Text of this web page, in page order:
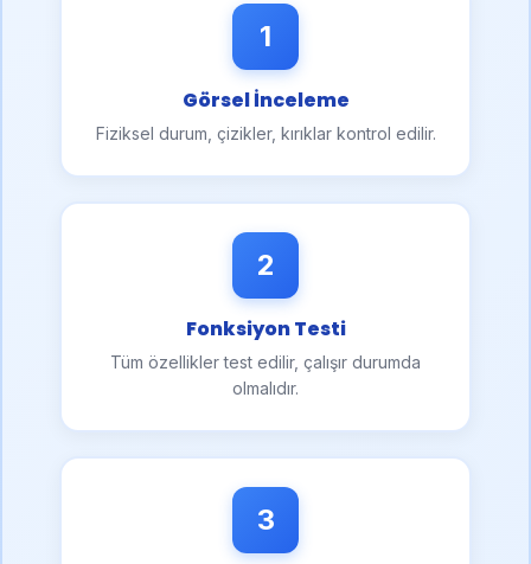
1
Görsel İnceleme
Fiziksel durum, çizikler, kırıklar kontrol edilir.
2
Fonksiyon Testi
Tüm özellikler test edilir, çalışır durumda
olmalıdır.
3